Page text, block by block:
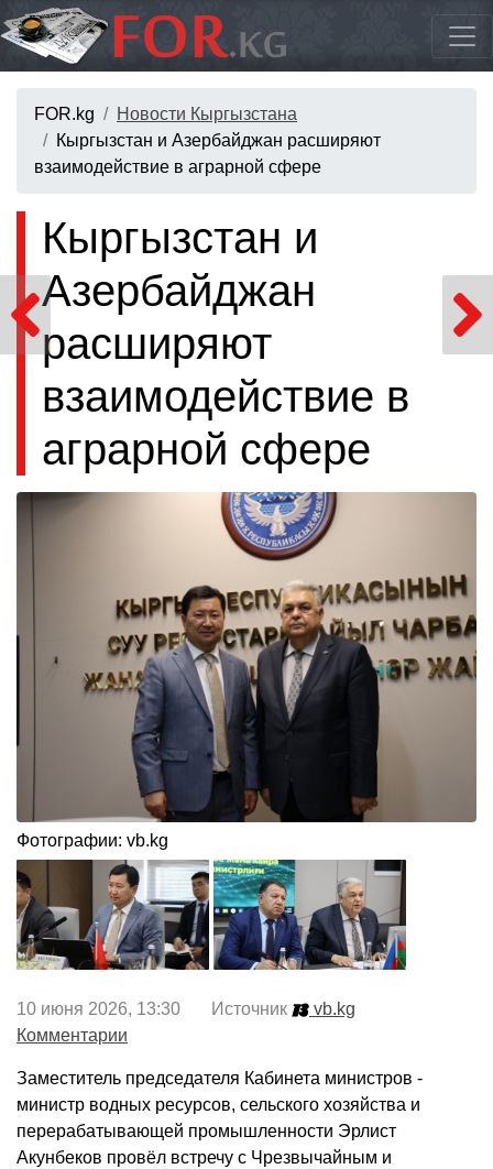
FOR.kg
Новости Кыргызстана
Кыргызстан и Азербайджан расширяют
взаимодействие в аграрной сфере
Кыргызстан и
Азербайджан
расширяют
взаимодействие в
аграрной сфере
Фотографии: vb.kg
10 июня 2026, 13:30 Источник
vb.kg
Комментарии
Заместитель председателя Кабинета министров -
министр водных ресурсов, сельского хозяйства и
перерабатывающей промышленности Эрлист
Акунбеков провёл встречу с Чрезвычайным и